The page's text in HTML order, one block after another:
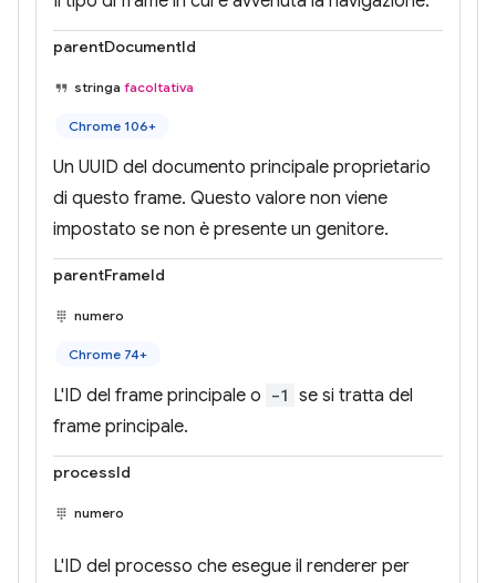
parentDocumentId
stringa facoltativa
Chrome 106+
Un UUID del documento principale proprietario
di questo frame. Questo valore non viene
impostato se non è presente un genitore.
parentFrameId
numero
Chrome 74+
L'ID del frame principale o -1 se si tratta del
frame principale.
processId
numero
L'ID del processo che esegue il renderer per